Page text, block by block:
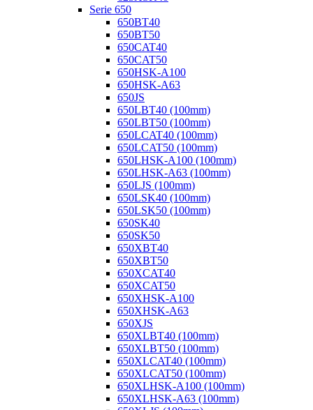
Serie 650
650BT40
650BT50
650CAT40
650CAT50
650HSK-A100
650HSK-A63
650JS
650LBT40 (100mm)
650LBT50 (100mm)
650LCAT40 (100mm)
650LCAT50 (100mm)
650LHSK-A100 (100mm)
650LHSK-A63 (100mm)
650LJS (100mm)
650LSK40 (100mm)
650LSK50 (100mm)
650SK40
650SK50
650XBT40
650XBT50
650XCAT40
650XCAT50
650XHSK-A100
650XHSK-A63
650XJS
650XLBT40 (100mm)
650XLBT50 (100mm)
650XLCAT40 (100mm)
650XLCAT50 (100mm)
650XLHSK-A100 (100mm)
650XLHSK-A63 (100mm)